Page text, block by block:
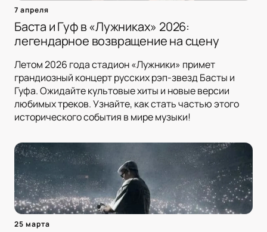
7 апреля
Баста и Гуф в «Лужниках» 2026:
легендарное возвращение на сцену
Летом 2026 года стадион «Лужники» примет
грандиозный концерт русских рэп-звезд Басты и
Гуфа. Ожидайте культовые хиты и новые версии
любимых треков. Узнайте, как стать частью этого
исторического события в мире музыки!
25 марта